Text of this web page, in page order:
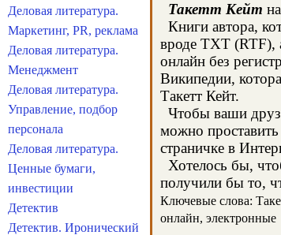
Такетт Кейт
Книги автора,
вроде TXT (RTF),
онлайн без
Википедии,
Такетт Кейт.
Чтобы ваши
можно проставить
страничке в
Хотелось бы,
получили бы то,
Ключевые слова:
онлайн, электронные
Деловая литература.
Маркетинг, PR, реклама
Деловая литература.
Менеджмент
Деловая литература.
Управление, подбор
персонала
Деловая литература.
Ценные бумаги,
инвестиции
Детектив
Детектив. Иронический